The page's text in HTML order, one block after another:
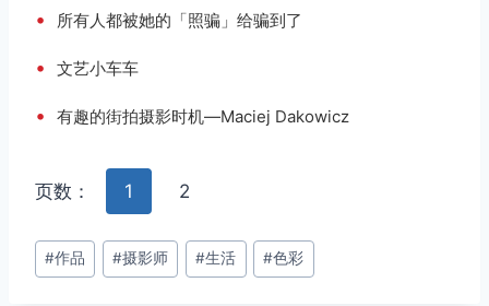
• 所有人都被她的「照骗」给骗到了
• 文艺小车车
• 有趣的街拍摄影时机—Maciej Dakowicz
页数： 1 2
文
章
#作品 #摄影师 #生活 #色彩